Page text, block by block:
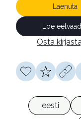
Laenuta
Loe
Osta
eesti